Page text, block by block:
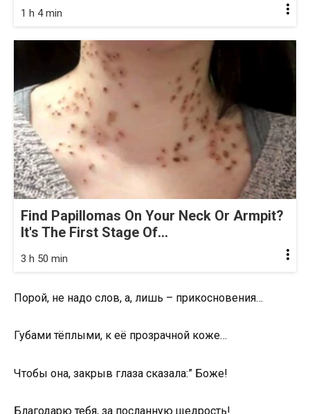
1 h 4 min
Find Papillomas On Your Neck Or Armpit?
It's The First Stage Of...
3 h 50 min
Порой, не надо слов, а, лишь – прикосновения…
Губами тёплыми, к её прозрачной коже…
Чтобы она, закрыв глаза сказала:” Боже!
Благодарю тебя, за посланную щедрость!